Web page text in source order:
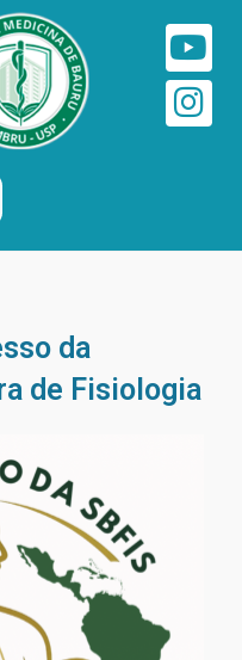
da
de Fisiologia